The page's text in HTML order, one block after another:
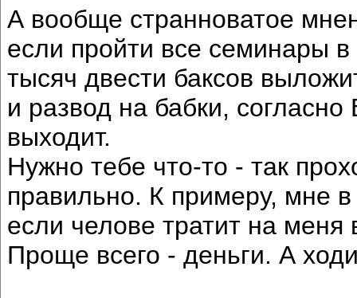
А вообще странноватое
если пройти все семинары
тысяч двести баксов
и развод на бабки,
выходит.
Нужно тебе что-то - так
правильно. К примеру, мне
если челове тратит на
Проще всего - деньги. А